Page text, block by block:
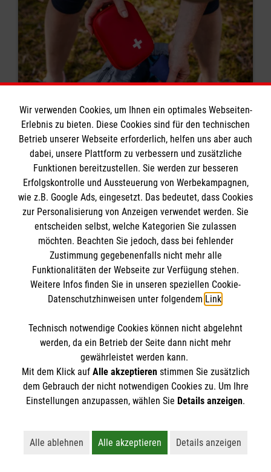
8 Erste-Hilfe-Mythen
Rund um das Thema Erste Hilfe kursieren viele
Mythen. Was stimmt? Was ist überholt? Wir
klären auf.
Darauf müssen Sie achten, wenn ein älterer
Wir verwenden Cookies, um Ihnen ein optimales Webseiten-
Erlebnis zu bieten. Diese Cookies sind für den technischen
Betrieb unserer Webseite erforderlich, helfen uns aber auch
dabei, unsere Plattform zu verbessern und zusätzliche
Funktionen bereitzustellen. Sie werden zur besseren
Erfolgskontrolle und Aussteuerung von Werbekampagnen,
wie z.B. Google Ads, eingesetzt. Das bedeutet, dass Cookies
zur Personalisierung von Anzeigen verwendet werden. Sie
entscheiden selbst, welche Kategorien Sie zulassen
möchten. Beachten Sie jedoch, dass bei fehlender
Zustimmung gegebenenfalls nicht mehr alle
Funktionalitäten der Webseite zur Verfügung stehen.
Weitere Infos finden Sie in unseren speziellen Cookie-
Datenschutzhinweisen unter folgendem Link.
Technisch notwendige Cookies können nicht abgelehnt
werden, da ein Betrieb der Seite dann nicht mehr
gewährleistet werden kann.
Mit dem Klick auf Alle akzeptierenstimmen Sie zusätzlich
dem Gebrauch der nicht notwendigen Cookies zu. Um Ihre
Einstellungen anzupassen, wählen Sie Details anzeigen.
Alle ablehnen
Lehnt alle nicht-essentiellen Cookies ab
Alle akzeptieren
Akzeptiert alle Cookies
Details anzeigen